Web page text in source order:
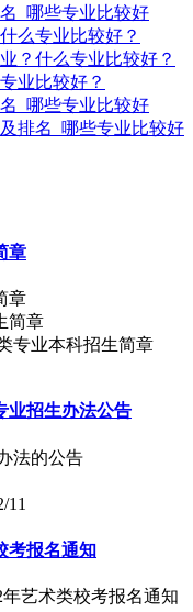
_哪些专业比较好
么专业比较好？
？什么专业比较好？
业比较好？
_哪些专业比较好
排名_哪些专业比较好
章
章
专业本科招生简章
业招生办法公告
法的公告
11
考报名通知
艺术类校考报名通知